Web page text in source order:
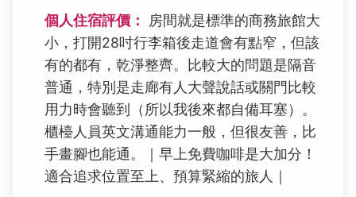
個人住宿評價：
房間就是標準的商務旅館大
小，打開28吋行李箱後走道會有點窄，但該
有的都有，乾淨整齊。比較大的問題是隔音
普通，特別是走廊有人大聲說話或關門比較
用力時會聽到（所以我後來都自備耳塞）。
櫃檯人員英文溝通能力一般，但很友善，比
手畫腳也能通。｜早上免費咖啡是大加分！
適合追求位置至上、預算緊縮的旅人｜